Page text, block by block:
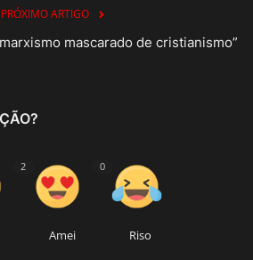
PRÓXIMO ARTIGO
mascarado de cristianismo”
2
Amei
0
Riso